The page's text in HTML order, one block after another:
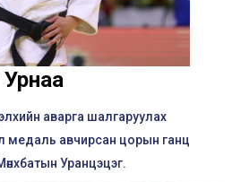
Урнаа
аварга шалгаруулах
медаль авчирсан цорын ганц
Уранцэцэг.